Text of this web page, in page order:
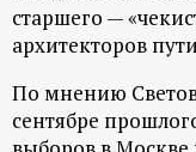
р
т
а
старшего —
архитекторов
По мнению
сентябре